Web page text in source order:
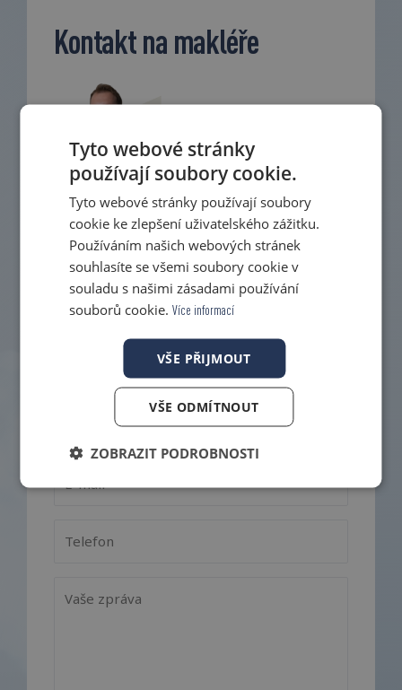
Kontakt na makléře
Vlastimil Pohajda
Realitní makléř a odpovědná osoba
+420 774 402 178
Tyto webové stránky
používají soubory cookie.
Tyto webové stránky používají soubory
cookie ke zlepšení uživatelského zážitku.
Používáním našich webových stránek
souhlasíte se všemi soubory cookie v
souladu s našimi zásadami používání
souborů cookie. Více informací
VŠE PŘIJMOUT
VŠE ODMÍTNOUT
ZOBRAZIT PODROBNOSTI